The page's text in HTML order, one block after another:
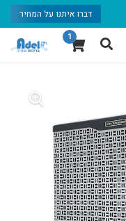
דברו איתנו על המחיר
1